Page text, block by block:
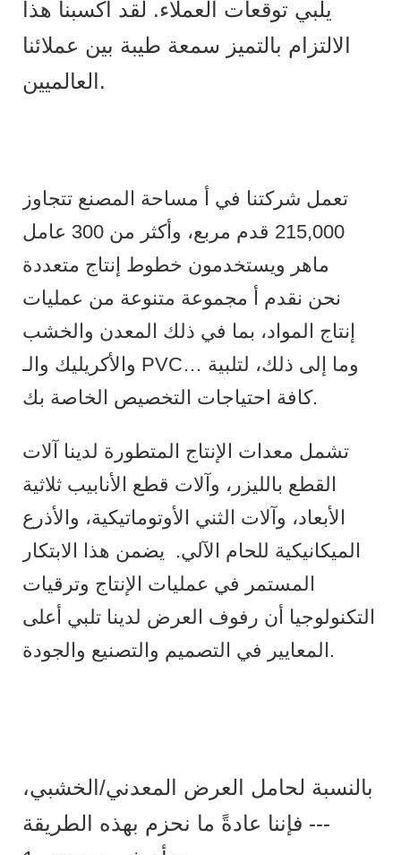
يلبي توقعات العملاء. لقد أكسبنا هذا
الالتزام بالتميز سمعة طيبة بين عملائنا
العالميين.
تعمل شركتنا في أ مساحة المصنع تتجاوز
215,000 قدم مربع، وأكثر من 300 عامل
نحن نقدم أ مجموعة متنوعة من عمليات
إنتاج المواد، بما في ذلك المعدن والخشب
والأكريليك والـ PVC… وما إلى ذلك، لتلبية
كافة احتياجات التخصيص الخاصة بك.
تشمل معدات الإنتاج المتطورة لدينا آلات
القطع بالليزر، وآلات قطع الأنابيب ثلاثية
الأبعاد، وآلات الثني الأوتوماتيكية، والأذرع
الميكانيكية للحام الآلي. يضمن هذا الابتكار
المستمر في عمليات الإنتاج وترقيات
التكنولوجيا أن رفوف العرض لدينا تلبي أعلى
المعايير في التصميم والتصنيع والجودة.
بالنسبة لحامل العرض المعدني/الخشبي،
فإننا عادةً ما نحزم بهذه الطريقة ---